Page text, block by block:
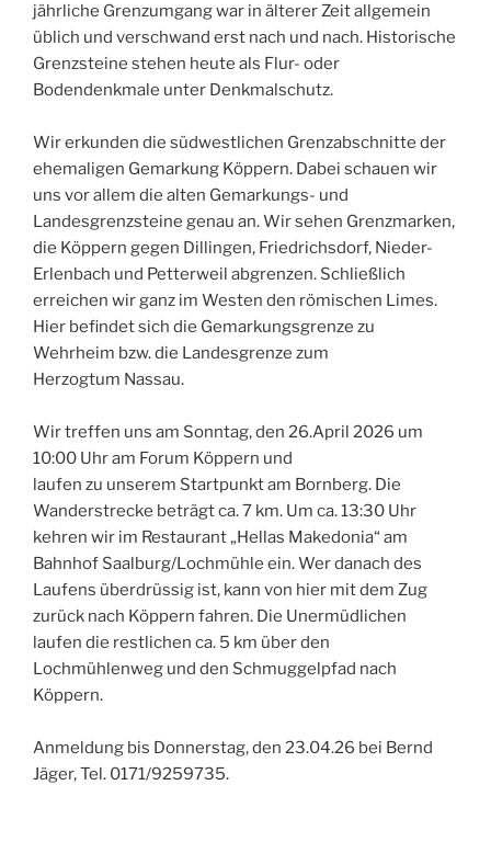
jährliche Grenzumgang war in älterer Zeit allgemein
üblich und verschwand erst nach und nach. Historische
Grenzsteine stehen heute als Flur- oder
Bodendenkmale unter Denkmalschutz.
Wir erkunden die südwestlichen Grenzabschnitte der
ehemaligen Gemarkung Köppern. Dabei schauen wir
uns vor allem die alten Gemarkungs- und
Landesgrenzsteine genau an. Wir sehen Grenzmarken,
die Köppern gegen Dillingen, Friedrichsdorf, Nieder-
Erlenbach und Petterweil abgrenzen. Schließlich
erreichen wir ganz im Westen den römischen Limes.
Hier befindet sich die Gemarkungsgrenze zu
Wehrheim bzw. die Landesgrenze zum
Herzogtum Nassau.
Wir treffen uns am Sonntag, den 26.April 2026 um
10:00 Uhr am Forum Köppern und
laufen zu unserem Startpunkt am Bornberg. Die
Wanderstrecke beträgt ca. 7 km. Um ca. 13:30 Uhr
kehren wir im Restaurant „Hellas Makedonia“ am
Bahnhof Saalburg/Lochmühle ein. Wer danach des
Laufens überdrüssig ist, kann von hier mit dem Zug
zurück nach Köppern fahren. Die Unermüdlichen
laufen die restlichen ca. 5 km über den
Lochmühlenweg und den Schmuggelpfad nach
Köppern.
Anmeldung bis Donnerstag, den 23.04.26 bei Bernd
Jäger, Tel. 0171/9259735.